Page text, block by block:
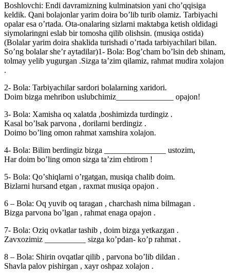
Boshlovchi: Endi davramizning kulminatsion yani choʼqqisiga
keldik. Qani bolajonlar yarim doira boʼlib turib olamiz. Tarbiyachi
opalar esa oʼrtada. Ota-onalaring sizlarni maktabga ketish oldidagi
siymolaringni eslab bir tomosha qilib olishsin. (musiqa ostida)
(Bolalar yarim doira shaklida turishadi oʼrtada tarbiyachilari bilan.
Soʼng bolalar sheʼr aytadilar)1- Bola: Bogʼcham boʼlsin deb shinam,
tolmay yelib yugurgan .Sizga taʼzim qilamiz, rahmat mudira xolajon
.
2- Bola: Tarbiyachilar sardori bolalarning xaridori.
Doim bizga mehribon uslubchimiz______________ opajon!
3- Bola: Xamisha oq xalatda ,boshimizda turdingiz .
Kasal boʼlsak parvona , dorilarni berdingiz .
Doimo boʼling omon rahmat xamshira xolajon.
4- Bola: Bilim berdingiz bizga _______________ ustozim,
Har doim boʼling omon sizga taʼzim ehtirom !
5- Bola: Qoʼshiqlarni oʼrgatgan, musiqa chalib doim.
Bizlarni hursand etgan , raxmat musiqa opajon .
6 – Bola: Oq yuvib oq taragan , charchash nima bilmagan .
Bizga parvona boʼlgan , rahmat enaga opajon .
7- Bola: Oziq ovkatlar tashib , doim bizga yetkazgan .
Zavxozimiz __________ sizga koʼpdan- koʼp rahmat .
8 – Bola: Shirin ovqatlar qilib , parvona boʼlib dildan .
Shavla palov pishirgan , xayr oshpaz xolajon .